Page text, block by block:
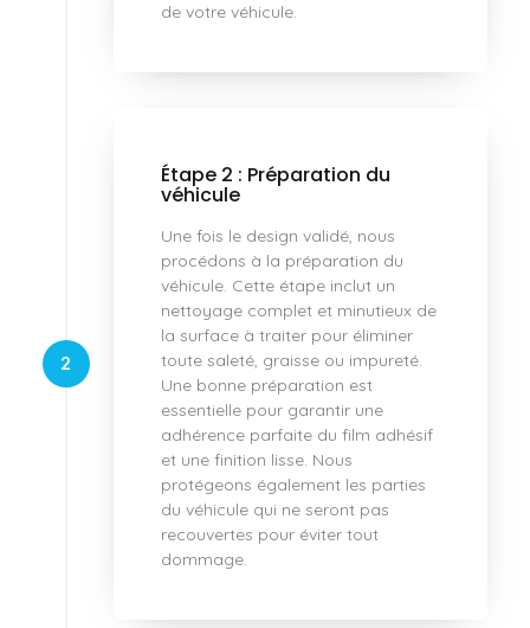
de votre véhicule.
Étape 2 : Préparation du
véhicule
Une fois le design validé, nous
procédons à la préparation du
véhicule. Cette étape inclut un
nettoyage complet et minutieux de
la surface à traiter pour éliminer
toute saleté, graisse ou impureté.
Une bonne préparation est
essentielle pour garantir une
adhérence parfaite du film adhésif
et une finition lisse. Nous
protégeons également les parties
du véhicule qui ne seront pas
recouvertes pour éviter tout
dommage.
2